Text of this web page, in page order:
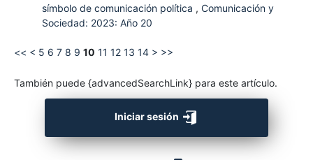
símbolo de comunicación política , Comunicación y
Sociedad: 2023: Año 20
<< < 5 6 7 8 9 10 11 12 13 14 > >>
También puede {advancedSearchLink} para este artículo.
Iniciar sesión